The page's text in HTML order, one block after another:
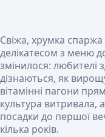
Свіжа, хрумка
делікатесом з меню
змінилося: любителі
дізнаються, як
вітамінні пагони
культура витривала,
посадки до першої
кілька років.